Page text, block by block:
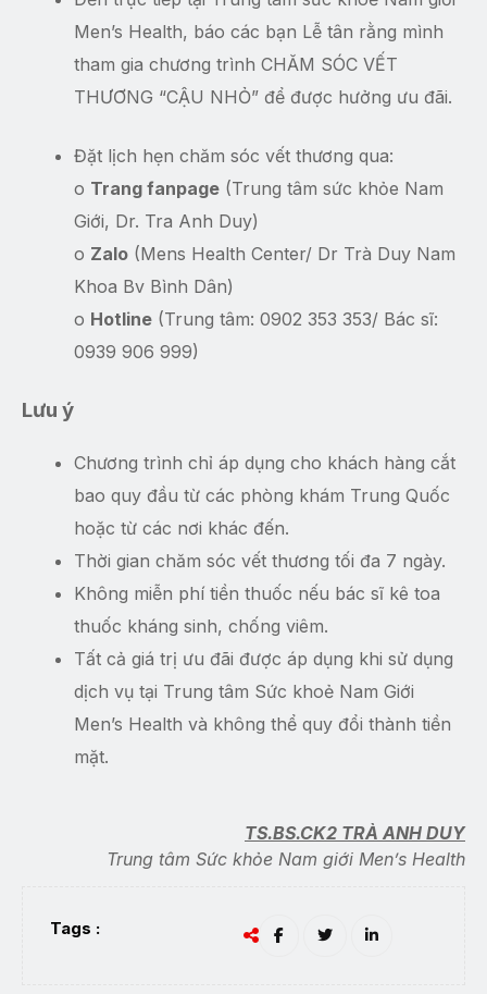
Men’s Health, báo các bạn Lễ tân rằng mình
tham gia chương trình CHĂM SÓC VẾT
THƯƠNG “CẬU NHỎ” để được hưởng ưu đãi.
Đặt lịch hẹn chăm sóc vết thương qua:
o Trang fanpage (Trung tâm sức khỏe Nam
Giới, Dr. Tra Anh Duy)
o Zalo (Mens Health Center/ Dr Trà Duy Nam
Khoa Bv Bình Dân)
o Hotline (Trung tâm: 0902 353 353/ Bác sĩ:
0939 906 999)
Lưu ý
Chương trình chỉ áp dụng cho khách hàng cắt
bao quy đầu từ các phòng khám Trung Quốc
hoặc từ các nơi khác đến.
Thời gian chăm sóc vết thương tối đa 7 ngày.
Không miễn phí tiền thuốc nếu bác sĩ kê toa
thuốc kháng sinh, chống viêm.
Tất cả giá trị ưu đãi được áp dụng khi sử dụng
dịch vụ tại Trung tâm Sức khoẻ Nam Giới
Men’s Health và không thể quy đổi thành tiền
mặt.
TS.BS.CK2 TRÀ ANH DUY
Trung tâm Sức khỏe Nam giới Men’s Health
Tags :